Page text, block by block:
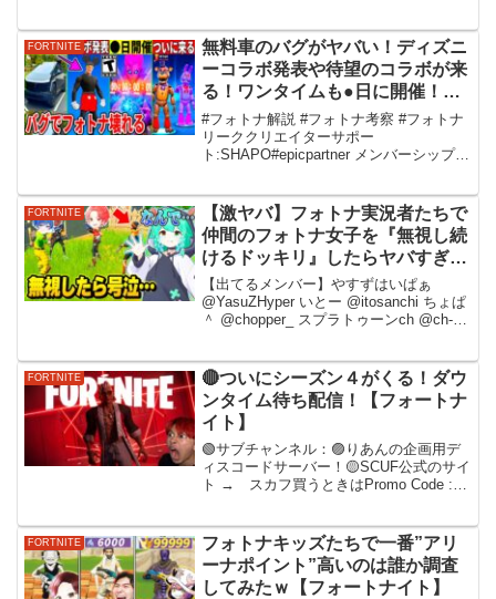
●YouTubeメンバーになって人生変わった
人続出【ばな...
FORTNITE
無料車のバグがヤバい！ディズニ
ーコラボ発表や待望のコラボが来
る！ワンタイムも●日に開催！最
新情報も解説！【フォートナイ
ト】【フォトナ】【リーク情報】
【無料アイテム】【アプデ】【シ
#フォトナ解説 #フォトナ考察 #フォトナ
リーククリエイターサポー
ト:SHAPO#epicpartner メンバーシップ限
ですが、もしかしたら僕とゲームができ
る...
FORTNITE
【激ヤバ】フォトナ実況者たちで
仲間のフォトナ女子を『無視し続
けるドッキリ』したらヤバすぎる
結果に…ｗｗｗ【フォートナイ
ト】
【出てるメンバー】やすずはいぱぁ
@YasuZHyper いとー @itosanchi ちょぱ
＾ @chopper_ スプラトゥーンch @ch-
も...
FORTNITE
🔴ついにシーズン４がくる！ダウ
ンタイム待ち配信！【フォートナ
イト】
🟢サブチャンネル：🟣りあんの企画用デ
ィスコードサーバー！🟡SCUF公式のサイ
ト → スカフ買うときはPromo Code :
トをお送り頂く際は、下記宛先までお...
FORTNITE
フォトナキッズたちで一番”アリ
ーナポイント”高いのは誰か調査
してみたｗ【フォートナイト】